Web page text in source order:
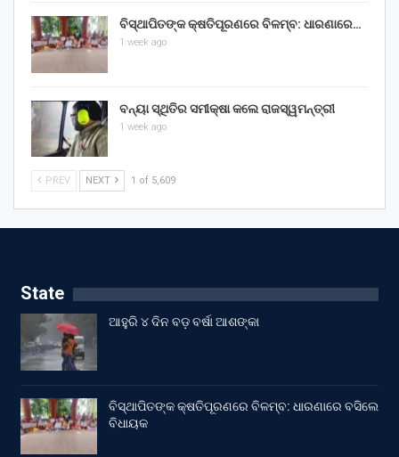
ବିସ୍ଥାପିତଙ୍କ କ୍ଷତିପୂରଣରେ ବିଳମ୍ବ: ଧାରଣାରେ…
1 week ago
ବନ୍ୟା ସ୍ଥିତିର ସମୀକ୍ଷା କଲେ ରାଜସ୍ୱମନ୍ତ୍ରୀ
1 week ago
PREV NEXT 1 of 5,609
State
ଆହୁରି ୪ ଦିନ ବଡ଼ ବର୍ଷା ଆଶଙ୍କା
ବିସ୍ଥାପିତଙ୍କ କ୍ଷତିପୂରଣରେ ବିଳମ୍ବ: ଧାରଣାରେ ବସିଲେ
ବିଧାୟକ